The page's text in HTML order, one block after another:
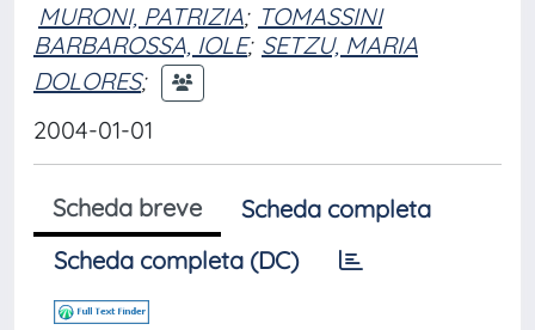
MURONI, PATRIZIA; TOMASSINI
BARBAROSSA, IOLE; SETZU, MARIA
DOLORES;
2004-01-01
Scheda breve
Scheda completa
Scheda completa (DC)